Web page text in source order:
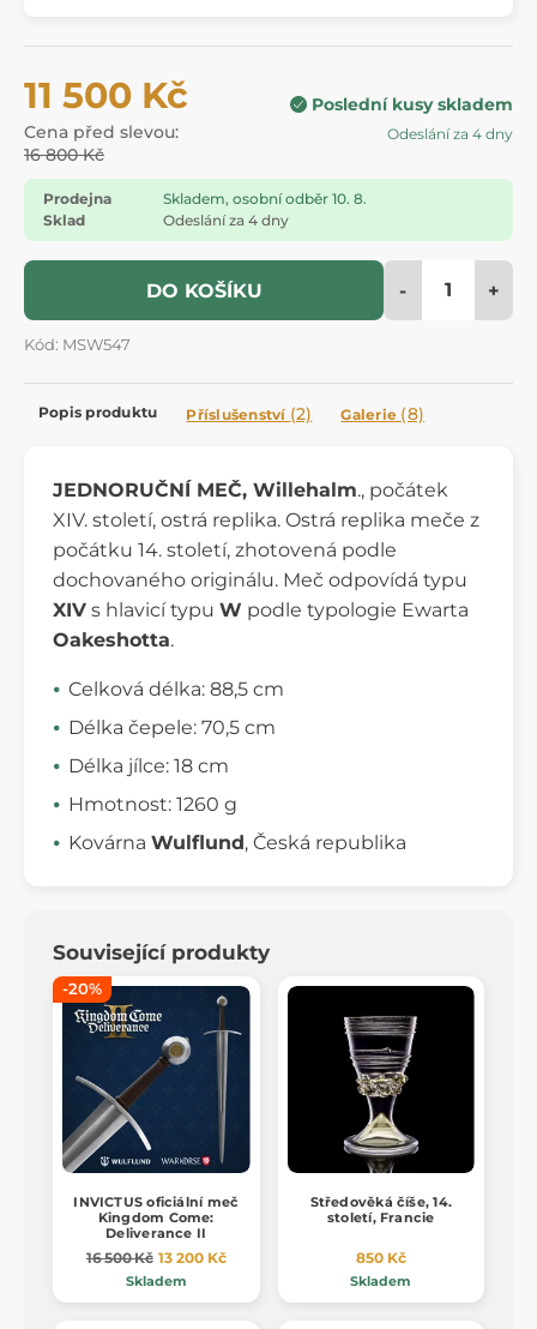
11 500 Kč
Cena před slevou:
16 800 Kč
Poslední kusy skladem
Odeslání za 4 dny
Prodejna
Skladem, osobní odběr 10. 8.
Sklad
Odeslání za 4 dny
DO KOŠÍKU - +
Kód: MSW547
Popis produktu Příslušenství (2) Galerie (8)
JEDNORUČNÍ MEČ, Willehalm., počátek
XIV. století, ostrá replika. Ostrá replika meče z
počátku 14. století, zhotovená podle
dochovaného originálu. Meč odpovídá typu
XIV s hlavicí typu W podle typologie Ewarta
Oakeshotta.
Celková délka: 88,5 cm
Délka čepele: 70,5 cm
Délka jílce: 18 cm
Hmotnost: 1260 g
Kovárna Wulflund, Česká republika
Související produkty
-20%
INVICTUS oficiální meč
Kingdom Come:
Deliverance II
16 500 Kč 13 200 Kč
Skladem
Středověká číše, 14.
století, Francie
850 Kč
Skladem